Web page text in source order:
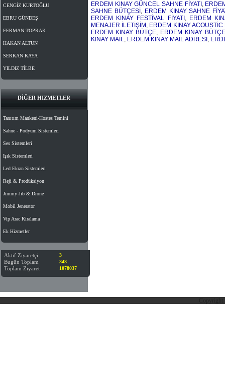
CENGİZ KURTOĞLU
EBRU GÜNDEŞ
FERMAN TOPRAK
HAKAN ALTUN
SERKAN KAYA
YILDIZ TİLBE
DİĞER HIZMETLER
Tanıtım Mankeni-Hostes Temini
Sahne - Podyum Sistemleri
Ses Sistemleri
Işık Sistemleri
Led Ekran Sistemleri
Reji & Prodüksiyon
Jimmy Jib & Drone
Mobil Jenerator
Vip Arac Kiralama
Ek Hizmetler
Aktif Ziyaretçi 3
Bugün Toplam 343
Toplam Ziyaret 1078037
ERDEM KINAY GÜNCEL SAHNE FİYATI ,
SAHNE BÜTÇESİ , ERDEM KINAY SAHNE
ERDEM KINAY FESTİVAL FİYATI , ERDEM
MENAJER İLETİŞİM , ERDEM KINAY ACOUSTİC
ERDEM KINAY BÜTÇE, ERDEM KINAY
KINAY MAİL, ERDEM KINAY MAİL ADRESİ ,